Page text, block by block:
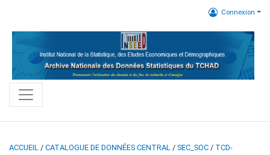
Connexion
ACCUEIL / CATALOGUE DE DONNÉES CENTRAL / SEC_SOC / TCD-